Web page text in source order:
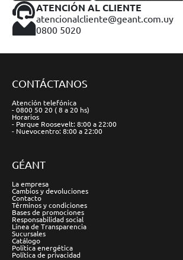
ATENCIÓN AL CLIENTE
atencionalcliente@geant.com.uy
0800 5020
CONTÁCTANOS
Atención telefónica
- 0800 50 20 ( 8 a 20 hs)
Horarios
- Parque Roosevelt: 8:00 a 22:00
- Nuevocentro: 8:00 a 22:00
GÉANT
La empresa
Cambios y devoluciones
Contacto
Términos y condiciones
Bases de promociones
Responsabilidad social
Línea de Transparencia
Sucursales
Catálogo
Política energética
Política de privacidad